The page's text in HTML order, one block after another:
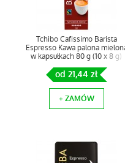
Tchibo Cafissimo Barista
Espresso Kawa palona
w kapsułkach 80 g (10 x 8 g)
od 21,44 zł
+ ZAMÓW